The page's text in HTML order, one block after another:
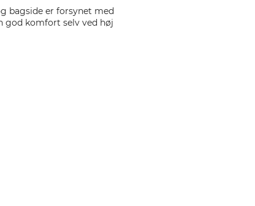
bagside er forsynet med
god komfort selv ved høj